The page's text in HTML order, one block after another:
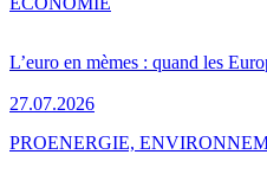
L’euro en mèmes : quand les
27.07.2026
PROENERGIE,